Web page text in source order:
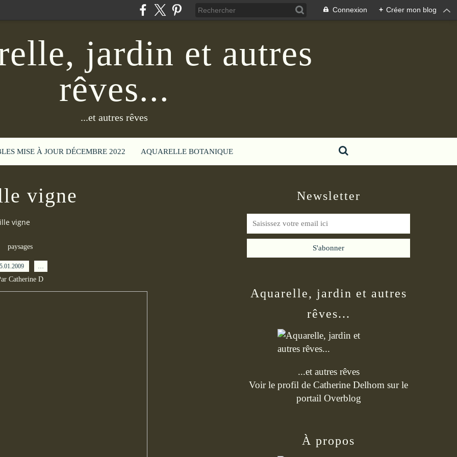
Connexion + Créer mon blog
jardin et autres
rêves...
...et autres rêves
MISE À JOUR DÉCEMBRE 2022 AQUARELLE BOTANIQUE
vigne
vigne
paysages
Catherine D
Newsletter
Aquarelle, jardin et autres
rêves...
...et autres rêves
Voir le profil de Catherine Delhom sur le
portail Overblog
À propos